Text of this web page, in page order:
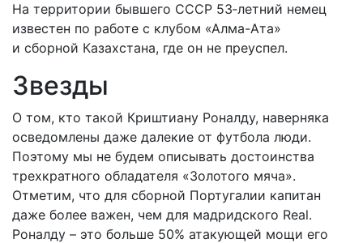
На территории бывшего СССР 53‑летний немец
известен по работе с клубом «Алма-Ата»
и сборной Казахстана, где он не преуспел.
Звезды
О том, кто такой Криштиану Роналду, наверняка
осведомлены даже далекие от футбола люди.
Поэтому мы не будем описывать достоинства
трехкратного обладателя «Золотого мяча».
Отметим, что для сборной Португалии капитан
даже более важен, чем для мадридского Real.
Роналду – это больше 50% атакующей мощи его